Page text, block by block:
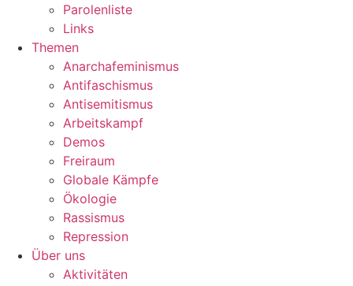
Parolenliste
Links
Themen
Anarchafeminismus
Antifaschismus
Antisemitismus
Arbeitskampf
Demos
Freiraum
Globale Kämpfe
Ökologie
Rassismus
Repression
Über uns
Aktivitäten